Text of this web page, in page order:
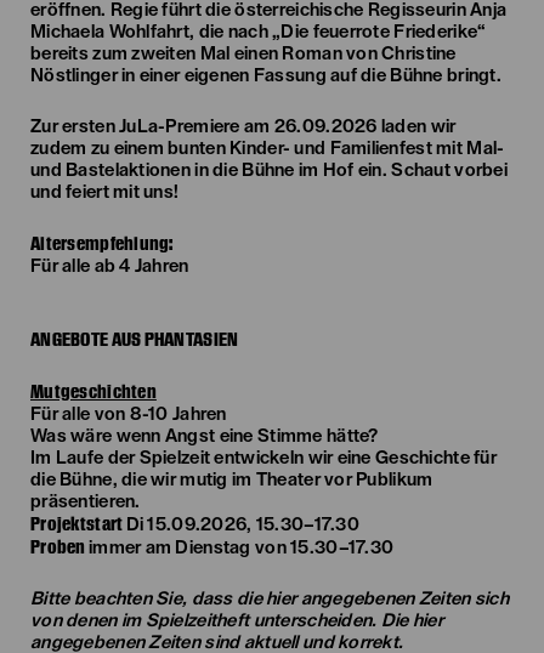
eröffnen. Regie führt die österreichische Regisseurin Anja
Michaela Wohlfahrt, die nach „Die feuerrote Friederike“
bereits zum zweiten Mal einen Roman von Christine
Nöstlinger in einer eigenen Fassung auf die Bühne bringt.
Zur ersten JuLa-Premiere am 26.09.2026 laden wir
zudem zu einem bunten Kinder- und Familienfest mit Mal-
und Bastelaktionen in die Bühne im Hof ein. Schaut vorbei
und feiert mit uns!
Altersempfehlung:
Für alle ab 4 Jahren
ANGEBOTE AUS PHANTASIEN
Mutgeschichten
Für alle von 8-10 Jahren
Was wäre wenn Angst eine Stimme hätte?
Im Laufe der Spielzeit entwickeln wir eine Geschichte für
die Bühne, die wir mutig im Theater vor Publikum
präsentieren.
Projektstart Di 15.09.2026, 15.30–17.30
Proben immer am Dienstag von 15.30–17.30
Bitte beachten Sie, dass die hier angegebenen Zeiten sich
von denen im Spielzeitheft unterscheiden. Die hier
angegebenen Zeiten sind aktuell und korrekt.